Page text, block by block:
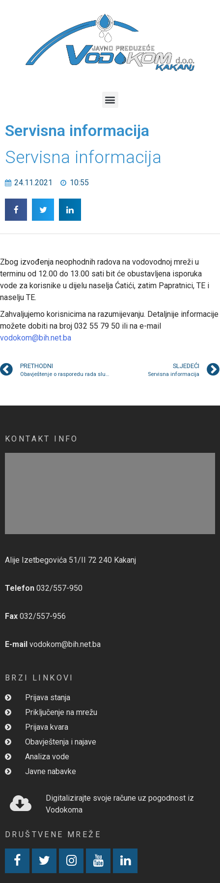
Servisna informacija
Servisna informacija
24.11.2021 10:55
Zbog izvođenja neophodnih radova na vodovodnoj mreži u
terminu od 12.00 do 13.00 sati bit će obustavljena isporuka
vode za korisnike u dijelu naselja Ćatići, zatim Papratnici, TE i
naselju TE.
Zahvaljujemo korisnicima na razumijevanju. Detaljnije informacije
možete dobiti na broj 032 55 79 50 ili na e-mail
vodokom@bih.net.ba
PRETHODNI
Obavještenje o rasporedu rada službi tokom praznika 25.novembra
SLJEDEĆI
Servisna informacija
KONTAKT INFO
Alije Izetbegovića 51/II 72 240 Kakanj
Telefon 032/557-950
Fax 032/557-956
E-mail vodokom@bih.net.ba
BRZI LINKOVI
Prijava stanja
Priključenje na mrežu
Prijava kvara
Obavještenja i najave
Analiza vode
Javne nabavke
Digitalizirajte svoje račune uz pogodnost iz
Vodokoma
DRUŠTVENE MREŽE